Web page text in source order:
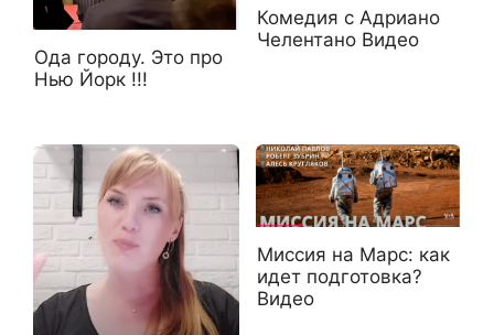
Ода городy. Это про
Нью Йорк !!!
Комедия с Адриано
Челентано Видео
Миссия на Марс: как
идет подготовка?
Видео